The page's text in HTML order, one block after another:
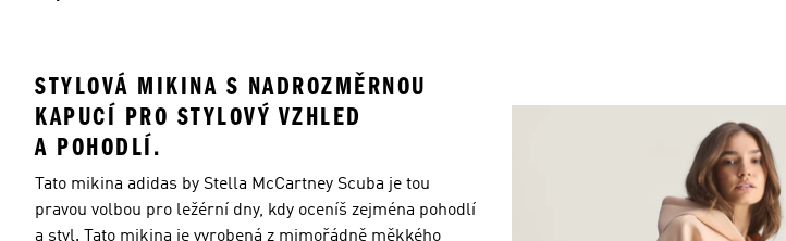
STYLOVÁ MIKINA S NADROZMĚRNOU
KAPUCÍ PRO STYLOVÝ VZHLED
A POHODLÍ.
Tato mikina adidas by Stella McCartney Scuba je tou
pravou volbou pro ležérní dny, kdy oceníš zejména pohodlí
a styl. Tato mikina je vyrobená z mimořádně měkkého